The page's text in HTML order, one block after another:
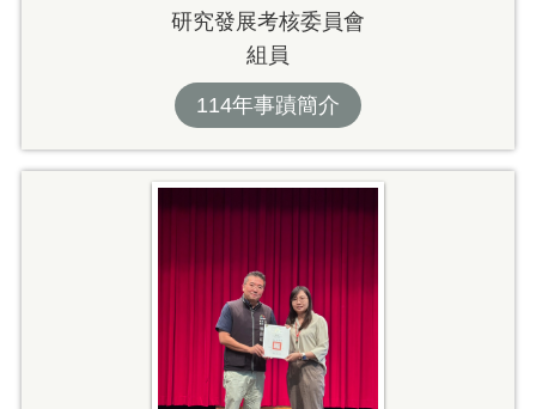
研究發展考核委員會
組員
114年事蹟簡介